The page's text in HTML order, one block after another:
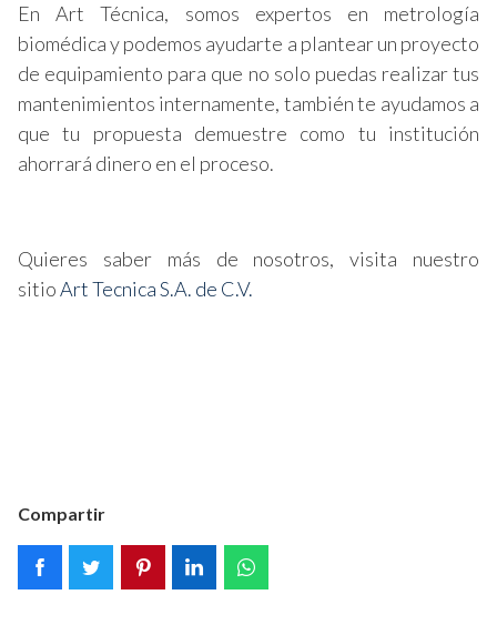
En Art Técnica, somos expertos en metrología
biomédica y podemos ayudarte a plantear un proyecto
de equipamiento para que no solo puedas realizar tus
mantenimientos internamente, también te ayudamos a
que tu propuesta demuestre como tu institución
ahorrará dinero en el proceso.
Quieres saber más de nosotros, visita nuestro
sitioArt Tecnica S.A. de C.V.
Compartir